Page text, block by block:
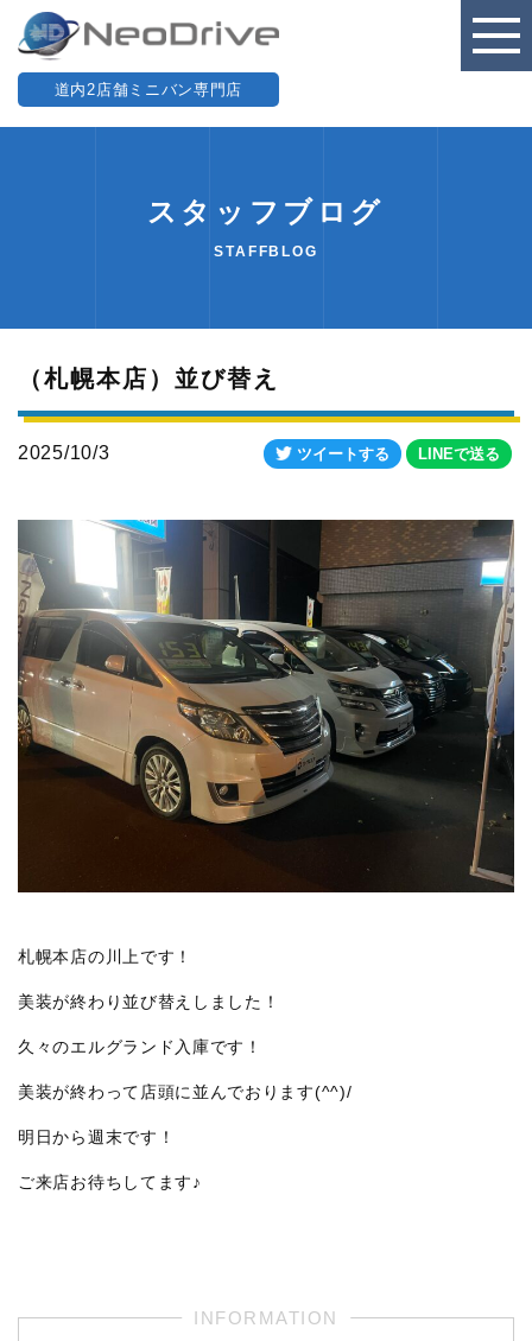
道内2店舗ミニバン専門店
スタッフブログ
STAFFBLOG
（札幌本店）並び替え
2025/10/3 ツイートする LINEで送る
札幌本店の川上です！
美装が終わり並び替えしました！
久々のエルグランド入庫です！
美装が終わって店頭に並んでおります(^^)/
明日から週末です！
ご来店お待ちしてます♪